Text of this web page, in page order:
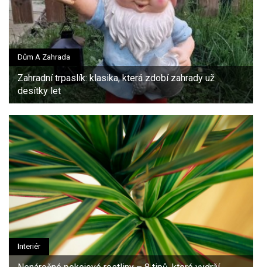
Dům A Zahrada
Zahradní trpaslík: klasika, která zdobí zahrady už
desítky let
Interiér